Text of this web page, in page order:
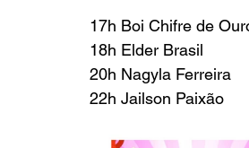
17h Boi Chifre de
18h Elder Brasil
20h Nagyla Ferreira
22h Jailson Paixão